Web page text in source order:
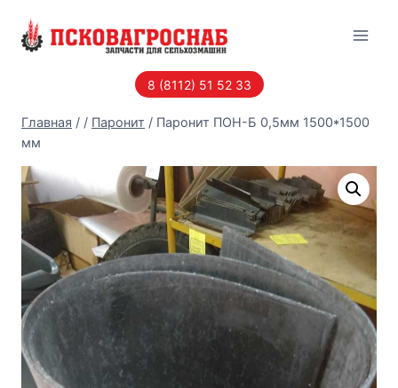
8 (8112) 51 52 33
Главная / / Паронит / Паронит ПОН-Б 0,5мм 1500*1500
мм